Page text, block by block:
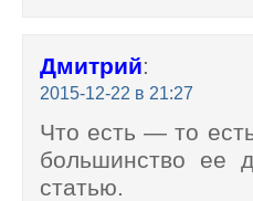
Дмитрий:
2015-12-22 в 21:27
Что есть — то
большинство ее
статью.